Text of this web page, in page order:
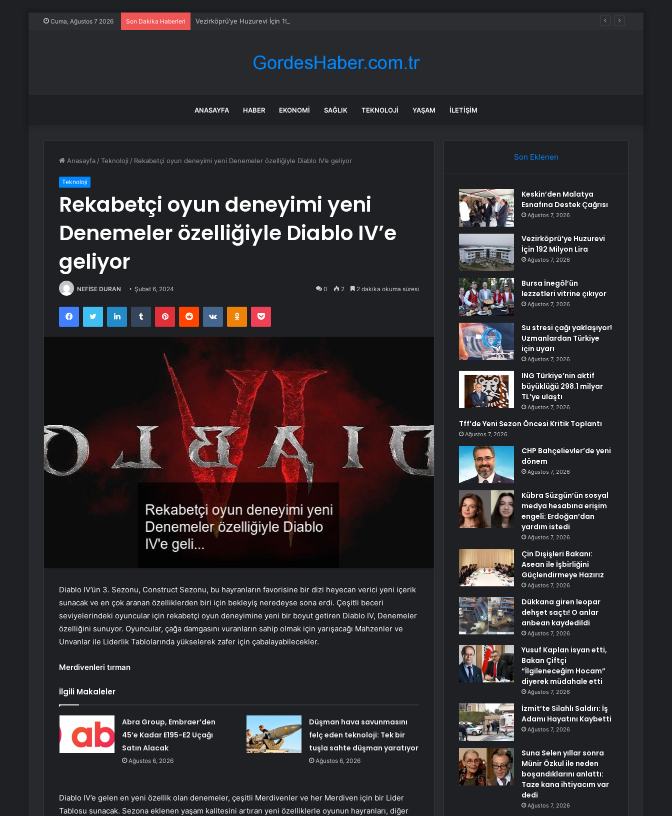
Cuma, Ağustos 7 2026 Son Dakika Haberleri Vezirköprü’ye Huzurevi İçin 192 Milyon Lira
ANASAYFA HABER EKONOMI SAĞLIK TEKNOLOJI YAŞAM İLETIŞIM
Anasayfa /Teknoloji / Rekabetçi oyun deneyimi yeni Denemeler özelliğiyle Diablo IV’e geliyor
Teknoloji
Rekabetçi oyun deneyimi yeni
Denemeler özelliğiyle Diablo IV’e
geliyor
NEFİSE DURAN Şubat 6, 2024 0 2 2 dakika okuma süresi
FacebookTwitter LinkedInTumblr PinterestReddit VKontakteOdnoklassniki
Pocket
Diablo IV’ün 3. Sezonu, Construct Sezonu, bu hayranların favorisine bir dizi heyecan verici yeni içerik
sunacak ve en çok aranan özelliklerden biri için bekleyiş neredeyse sona erdi. Çeşitli beceri
seviyelerindeki oyuncular için rekabetçi oyun deneyimine yeni bir boyut getiren Diablo IV, Denemeler
özelliğini sunuyor. Oyuncular, çağa damgasını vuranların sahip olmak için yarışacağı Mahzenler ve
Unvanlar ile Liderlik Tablolarında yükselerek zafer için çabalayabilecekler.
Merdivenleri tırman
İlgili Makaleler
Abra Group, Embraer’den
45’e Kadar E195-E2 Uçağı
Satın Alacak
Ağustos 6, 2026
Düşman hava savunmasını
felç eden teknoloji: Tek bir
tuşla sahte düşman yaratıyor
Ağustos 6, 2026
Diablo IV’e gelen en yeni özellik olan denemeler, çeşitli Merdivenler ve her Merdiven için bir Lider
Tablosu sunacak. Sezona eklenen yaşam kalitesini artıran yeni özelliklerle oyunun hayranları, diğer
Son Eklenen
Keskin’den Malatya
Esnafına Destek Çağrısı
Ağustos 7, 2026
Vezirköprü’ye Huzurevi
İçin 192 Milyon Lira
Ağustos 7, 2026
Bursa İnegöl’ün
lezzetleri vitrine çıkıyor
Ağustos 7, 2026
Su stresi çağı yaklaşıyor!
Uzmanlardan Türkiye
için uyarı
Ağustos 7, 2026
ING Türkiye’nin aktif
büyüklüğü 298.1 milyar
TL’ye ulaştı
Ağustos 7, 2026
Tff’de Yeni Sezon Öncesi Kritik Toplantı
Ağustos 7, 2026
CHP Bahçelievler’de yeni
dönem
Ağustos 7, 2026
Kübra Süzgün’ün sosyal
medya hesabına erişim
engeli: Erdoğan’dan
yardım istedi
Ağustos 7, 2026
Çin Dışişleri Bakanı:
Asean ile İşbirliğini
Güçlendirmeye Hazırız
Ağustos 7, 2026
Dükkana giren leopar
dehşet saçtı! O anlar
anbean kaydedildi
Ağustos 7, 2026
Yusuf Kaplan isyan etti,
Bakan Çiftçi
“İlgileneceğim Hocam”
diyerek müdahale etti
Ağustos 7, 2026
İzmit’te Silahlı Saldırı: İş
Adamı Hayatını Kaybetti
Ağustos 7, 2026
Suna Selen yıllar sonra
Münir Özkul ile neden
boşandıklarını anlattı:
Taze kana ihtiyacım var
dedi
Ağustos 7, 2026